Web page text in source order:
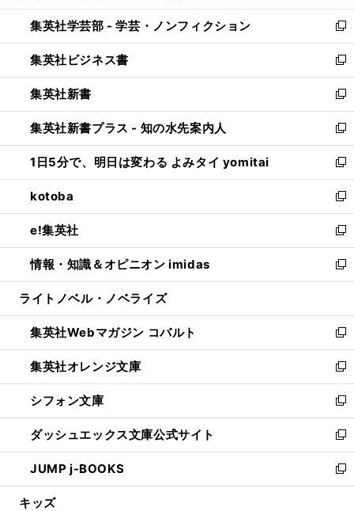
開
く
ウ
で
開
く
ン
ド
ウ
で
開
く
ウ
ィ
ン
ド
ウ
で
開
く
集英社学芸部 - 学芸・ノンフィクション
新
し
い
ウ
ィ
ン
ド
ウ
で
開
く
集英社ビジネス書
新
し
い
ウ
ィ
ン
ド
ウ
で
開
く
集英社新書
新
し
い
ウ
ィ
ン
ド
ウ
で
開
く
集英社新書プラス - 知の水先案内人
新
し
い
ウ
ィ
ン
ド
ウ
で
開
1日5分で、明日は変わる よみタイ yomitai
新
し
い
ウ
ィ
ン
ド
ウ
開
く
kotoba
新
し
い
ウ
ィ
ン
ウ
で
開
く
e!集英社
新
し
い
ウ
ン
ド
ウ
で
開
く
情報・知識＆オピニオン imidas
新
し
ウ
ィ
ン
ド
ウ
で
開
く
ライトノベル・ノベライズ
集英社Webマガジン コバルト
新
し
い
ウ
ィ
ン
ド
ウ
で
開
集英社オレンジ文庫
新
し
い
ウ
ィ
ン
ド
ウ
シフォン文庫
新
し
い
ウ
ィ
ン
ダッシュエックス文庫公式サイト
新
し
い
ウ
JUMP j-BOOKS
新
し
キッズ